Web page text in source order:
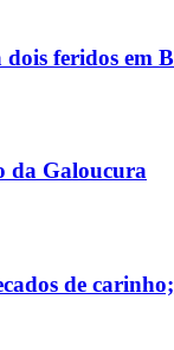
feridos em
da Galoucura
de